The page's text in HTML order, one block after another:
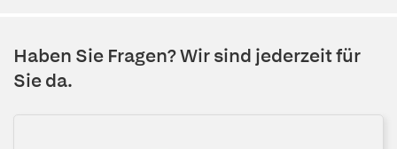
Haben Sie Fragen? Wir sind jederzeit für
Sie da.